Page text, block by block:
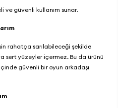
ve güvenli kullanım sunar.
rahatça sarılabileceği şekilde
sert yüzeyler içermez. Bu da ürünü
güvenli bir oyun arkadaşı